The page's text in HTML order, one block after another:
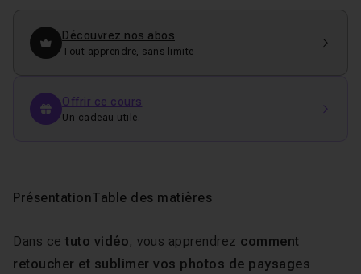
Découvrez nos abos
Tout apprendre, sans limite
Offrir ce cours
Un cadeau utile.
PrésentationTable des matières
Dans ce tuto vidéo, vous apprendrez comment
retoucher et sublimer vos photos de paysages